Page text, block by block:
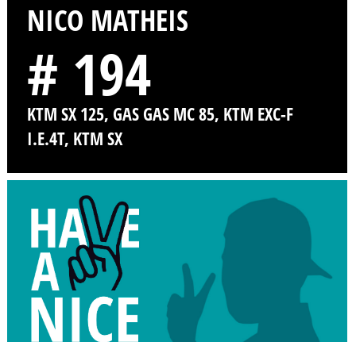
NICO MATHEIS
# 194
KTM SX 125, GAS GAS MC 85, KTM EXC-F
I.E.4T, KTM SX